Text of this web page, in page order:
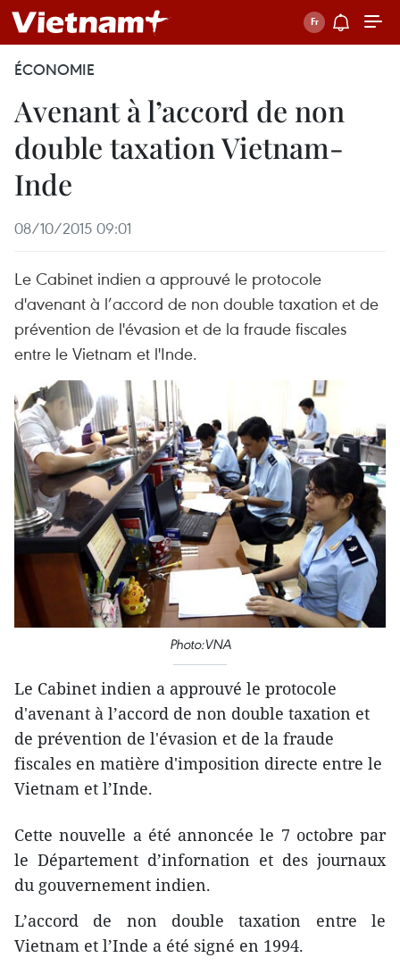
ÉCONOMIE
Avenant à l’accord de non
double taxation Vietnam-
Inde
08/10/2015 09:01
Le Cabinet indien a approuvé le protocole
d'avenant à l’accord de non double taxation et de
prévention de l'évasion et de la fraude fiscales
entre le Vietnam et l'Inde.
Photo:VNA
Le Cabinet indien a approuvé le protocole ​
d'avenant à l’accord de non double taxation et
de prévention de l'évasion et de la fraude
fiscales ​en matière d'imposition directe entre le
Vietnam et l’Inde.
Cette nouvelle a été annoncée le 7 octobre par
le Département d’infornation et des journaux
du gouvernement indien.
L’accord de non double taxation entre le
Vietnam et l’Inde a été signé en 1994.